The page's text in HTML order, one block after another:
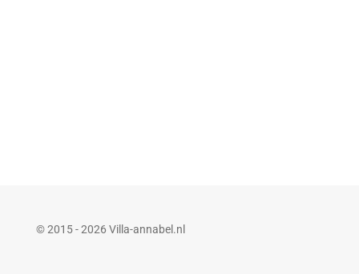
© 2015 - 2026 Villa-annabel.nl